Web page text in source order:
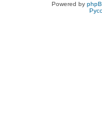
Powered by